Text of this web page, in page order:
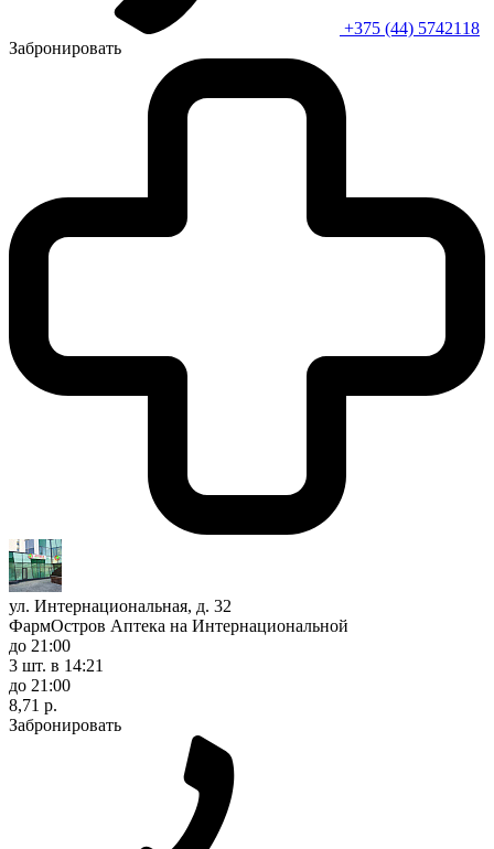
+375 (44) 5742118
Забронировать
ул. Интернациональная, д. 32
ФармОстров Аптека на Интернациональной
до 21:00
3 шт. в 14:21
до 21:00
8,71 р.
Забронировать